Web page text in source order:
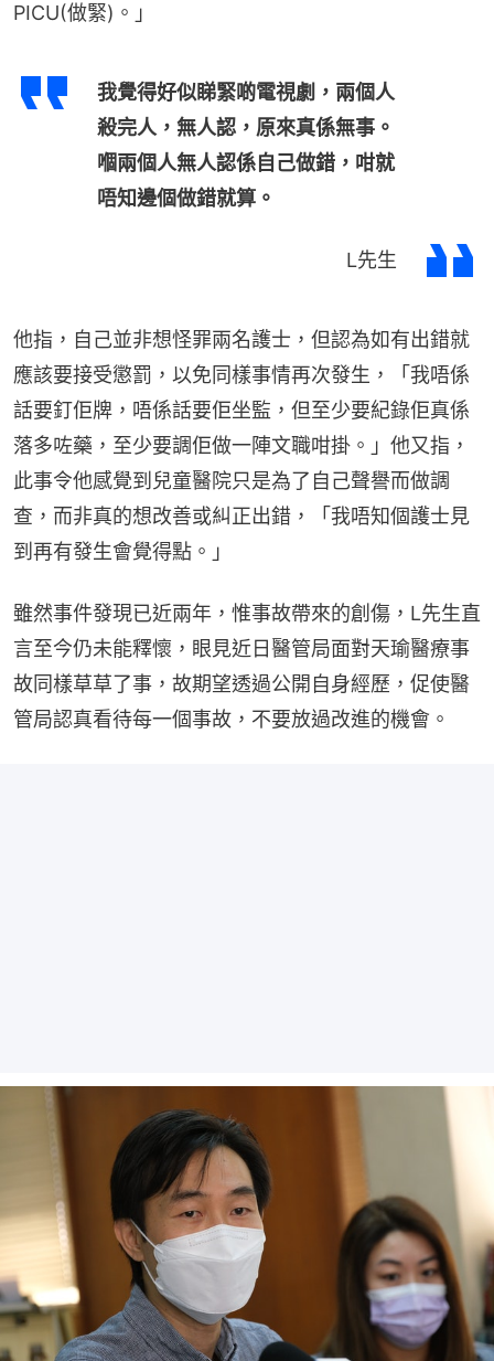
PICU(做緊)。」
我覺得好似睇緊啲電視劇，兩個人
殺完人，無人認，原來真係無事。
嗰兩個人無人認係自己做錯，咁就
唔知邊個做錯就算。
L先生
他指，自己並非想怪罪兩名護士，但認為如有出錯就
應該要接受懲罰，以免同樣事情再次發生，「我唔係
話要釘佢牌，唔係話要佢坐監，但至少要紀錄佢真係
落多咗藥，至少要調佢做一陣文職咁掛。」他又指，
此事令他感覺到兒童醫院只是為了自己聲譽而做調
查，而非真的想改善或糾正出錯，「我唔知個護士見
到再有發生會覺得點。」
雖然事件發現已近兩年，惟事故帶來的創傷，L先生直
言至今仍未能釋懷，眼見近日醫管局面對天瑜醫療事
故同樣草草了事，故期望透過公開自身經歷，促使醫
管局認真看待每一個事故，不要放過改進的機會。